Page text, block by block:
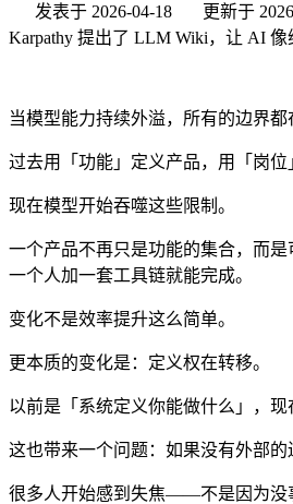
发表于 2026-04-18 更新于
Karpathy 提出了 LLM Wiki，让 AI
当模型能力持续外溢，所有的边界都
过去用「功能」定义产品，用「岗
现在模型开始吞噬这些限制。
一个产品不再只是功能的集合，而
一个人加一套工具链就能完成。
变化不是效率提升这么简单。
更本质的变化是：定义权在转移。
以前是「系统定义你能做什么」，现
这也带来一个问题：如果没有外部的
很多人开始感到失焦——不是因为没